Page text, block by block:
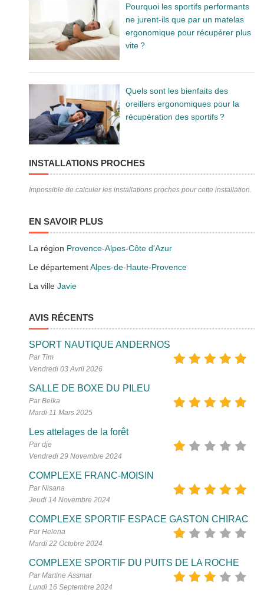
Pourquoi les sportifs performants
ne jurent-ils que par un matelas
ergonomique pour récupérer plus
vite ?
Quels sont les bienfaits des
oreillers ergonomiques pour la
récupération des sportifs ?
INSTALLATIONS PROCHES
Impossible de calculer les installations proches pour cette installation.
EN SAVOIR PLUS
La région Provence-Alpes-Côte d'Azur
Le départementAlpes-de-Haute-Provence
La villeJavie
AVIS RÉCENTS
SPORT NAUTIQUE ANDERNOS
Par Tim
Vendredi 03 Avril 2026
SALLE DE BOXE DU PILEU
Par Belka
Mardi 11 Mars 2025
Les attelages de la forêt
Par dje
Vendredi 29 Novembre 2024
COMPLEXE FRANC-MOISIN
Par Nisana
Jeudi 14 Novembre 2024
COMPLEXE SPORTIF ESPACE GASTON CHIRAC
Par Helena
Mardi 22 Octobre 2024
COMPLEXE SPORTIF DU PUITS DE LA ROCHE
Par Martine Assmat
Lundi 16 Septembre 2024